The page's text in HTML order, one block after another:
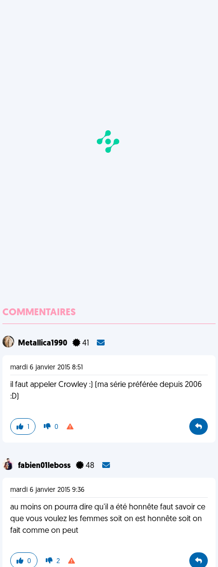
COMMENTAIRES
Metallica1990 41
mardi 6 janvier 2015 8:51
il faut appeler Crowley :) (ma série préférée depuis 2006
:D)
1 0
fabien01leboss 48
mardi 6 janvier 2015 9:36
au moins on pourra dire qu'il a été honnête faut savoir ce
que vous voulez les femmes soit on est honnête soit on
fait comme on peut
0 2